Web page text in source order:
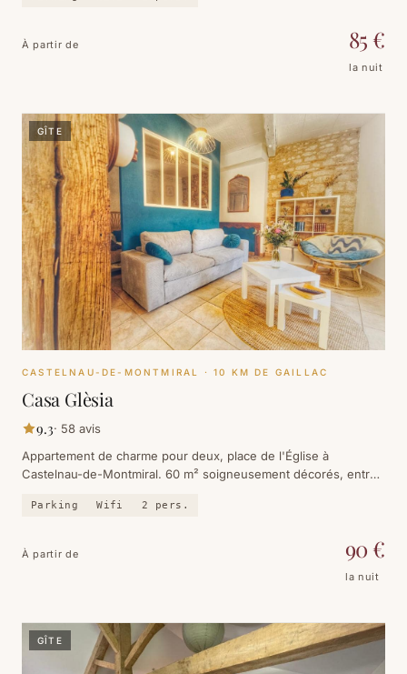
À partir de 85 €
la nuit
GÎTE
CASTELNAU-DE-MONTMIRAL · 10 KM DE GAILLAC
Casa Glèsia
9.3· 58 avis
Appartement de charme pour deux, place de l'Église à
Castelnau-de-Montmiral. 60 m² soigneusement décorés, entrée
Parking Wifi 2 pers.
À partir de 90 €
la nuit
GÎTE